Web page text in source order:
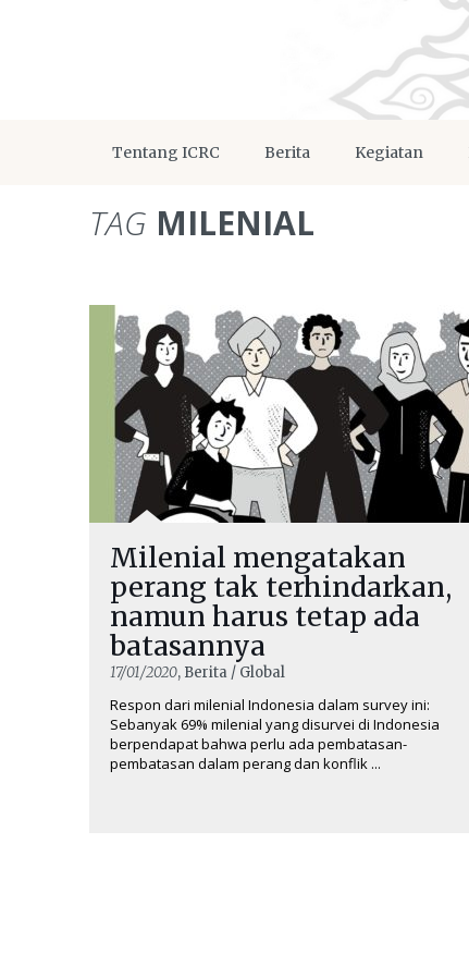
Tentang ICRC Berita Kegiatan
TAG MILENIAL
Milenial mengatakan
perang tak terhindarkan,
namun harus tetap ada
batasannya
17/01/2020, Berita / Global
Respon dari milenial Indonesia dalam survey ini:
Sebanyak 69% milenial yang disurvei di Indonesia
berpendapat bahwa perlu ada pembatasan-
pembatasan dalam perang dan konflik ...